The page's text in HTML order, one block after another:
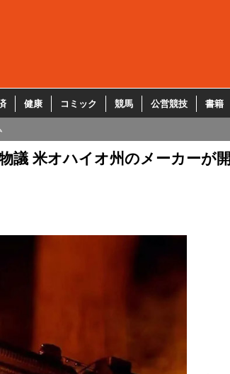
健康 コミック 競馬 公営競技 書籍
議 米オハイオ州のメーカーが開